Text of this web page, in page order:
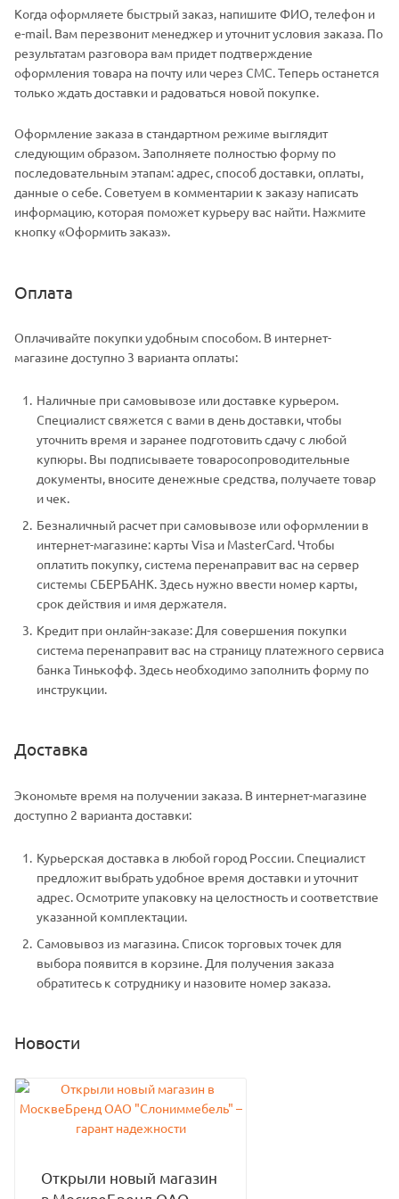
Когда оформляете быстрый заказ, напишите ФИО, телефон и
e-mail. Вам перезвонит менеджер и уточнит условия заказа. По
результатам разговора вам придет подтверждение
оформления товара на почту или через СМС. Теперь останется
только ждать доставки и радоваться новой покупке.
Оформление заказа в стандартном режиме выглядит
следующим образом. Заполняете полностью форму по
последовательным этапам: адрес, способ доставки, оплаты,
данные о себе. Советуем в комментарии к заказу написать
информацию, которая поможет курьеру вас найти. Нажмите
кнопку «Оформить заказ».
Оплата
Оплачивайте покупки удобным способом. В интернет-
магазине доступно 3 варианта оплаты:
Наличные при самовывозе или доставке курьером.
Специалист свяжется с вами в день доставки, чтобы
уточнить время и заранее подготовить сдачу с любой
купюры. Вы подписываете товаросопроводительные
документы, вносите денежные средства, получаете товар
и чек.
Безналичный расчет при самовывозе или оформлении в
интернет-магазине: карты Visa и MasterCard. Чтобы
оплатить покупку, система перенаправит вас на сервер
системы СБЕРБАНК. Здесь нужно ввести номер карты,
срок действия и имя держателя.
Кредит при онлайн-заказе: Для совершения покупки
система перенаправит вас на страницу платежного сервиса
банка Тинькофф. Здесь необходимо заполнить форму по
инструкции.
Доставка
Экономьте время на получении заказа. В интернет-магазине
доступно 2 варианта доставки:
Курьерская доставка в любой город России. Специалист
предложит выбрать удобное время доставки и уточнит
адрес. Осмотрите упаковку на целостность и соответствие
указанной комплектации.
Самовывоз из магазина. Список торговых точек для
выбора появится в корзине. Для получения заказа
обратитесь к сотруднику и назовите номер заказа.
Новости
Открыли новый магазин